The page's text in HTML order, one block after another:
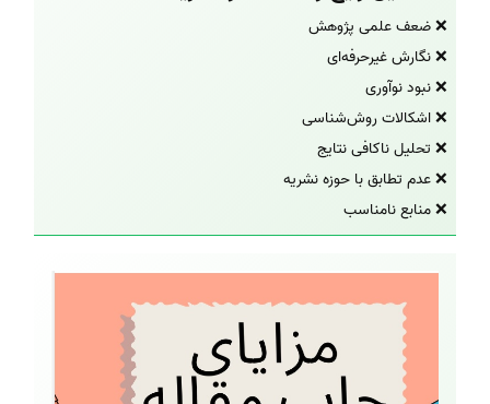
❌ ضعف علمی پژوهش
❌ نگارش غیرحرفه‌ای
❌ نبود نوآوری
❌ اشکالات روش‌شناسی
❌ تحلیل ناکافی نتایج
❌ عدم تطابق با حوزه نشریه
❌ منابع نامناسب